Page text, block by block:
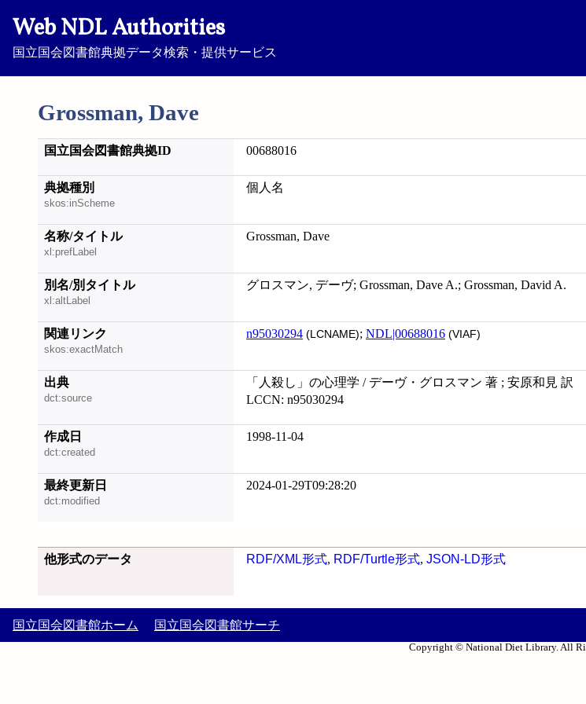
Web NDL Authorities
国立国会図書館典拠データ検索・提供サービス
Grossman, Dave
国立国会図書館典拠ID 00688016
典拠種別
skos:inScheme
個人名
名称/タイトル
xl:prefLabel
Grossman, Dave
別名/別タイトル
xl:altLabel
グロスマン, デーヴ; Grossman, Dave A.; Grossman, David A.
関連リンク
skos:exactMatch
n95030294 (LCNAME); NDL|00688016 (VIAF)
出典
dct:source
「人殺し」の心理学 / デーヴ・グロスマン 著 ; 安原和見 訳
LCCN: n95030294
作成日
dct:created
1998-11-04
最終更新日
dct:modified
2024-01-29T09:28:20
他形式のデータ RDF/XML形式, RDF/Turtle形式, JSON-LD形式
国立国会図書館ホーム 国立国会図書館サーチ
Copyright © National Diet Library. All